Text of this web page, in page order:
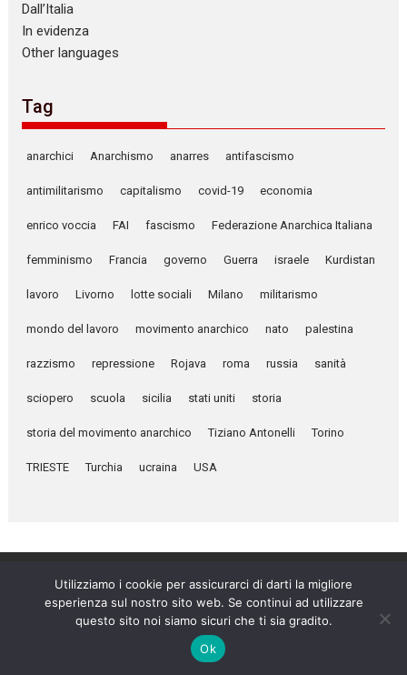
Dall’Italia
In evidenza
Other languages
Tag
anarchici Anarchismo anarres antifascismo
antimilitarismo capitalismo covid-19 economia
enrico voccia FAI fascismo Federazione Anarchica Italiana
femminismo Francia governo Guerra israele Kurdistan
lavoro Livorno lotte sociali Milano militarismo
mondo del lavoro movimento anarchico nato palestina
razzismo repressione Rojava roma russia sanità
sciopero scuola sicilia stati uniti storia
storia del movimento anarchico Tiziano Antonelli Torino
TRIESTE Turchia ucraina USA
Umanità Nova © 2026
Settimanale anarchico fondato nel 1920 da Errico Malatesta
Utilizziamo i cookie per assicurarci di darti la migliore
esperienza sul nostro sito web. Se continui ad utilizzare
questo sito noi siamo sicuri che ti sia gradito.
Ok